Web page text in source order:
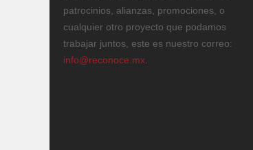
patrocinios, alianzas, promociones, o
cualquier otro proyecto que podamos
trabajar juntos, este es nuestro correo:
info@reconoce.mx